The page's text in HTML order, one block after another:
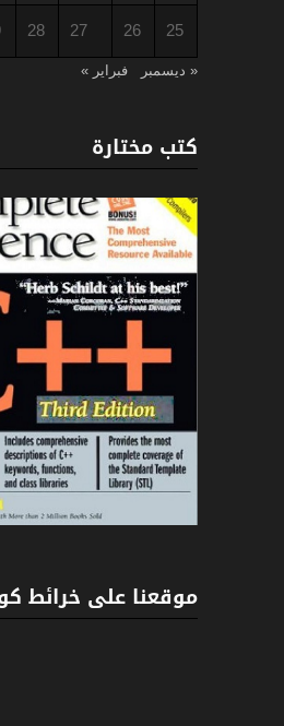
25
26
27
28
« ديسمبر فبراير »
كتب مختارة
C++
موقعنا على خرائط